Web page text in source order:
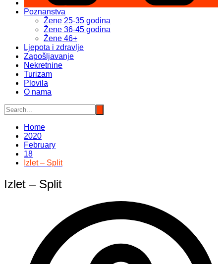
Poznanstva
Žene 25-35 godina
Žene 36-45 godina
Žene 46+
Ljepota i zdravlje
Zapošljavanje
Nekretnine
Turizam
Plovila
O nama
Home
2020
February
18
Izlet – Split
Izlet – Split